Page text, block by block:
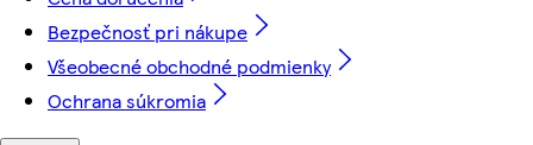
Bezpečnosť pri nákupe
Všeobecné obchodné podmienky
Ochrana súkromia